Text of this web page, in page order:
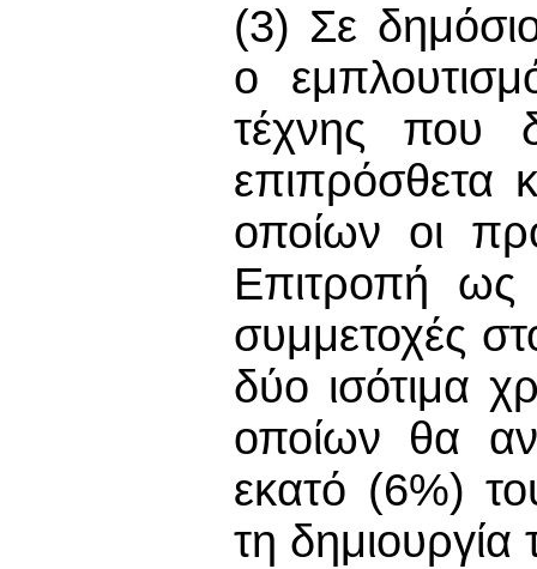
(3) Σε
ο
τέχνης που
επιπρόσθετα
οποίων οι
Επιτροπή ως
συμμετοχές
δύο ισότιμα
οποίων θα
εκατό (6%)
τη δημιουργία